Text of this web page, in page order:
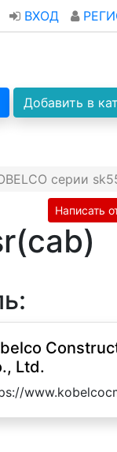
ВХОД
Добавить в
серии
Написать
Ltd.